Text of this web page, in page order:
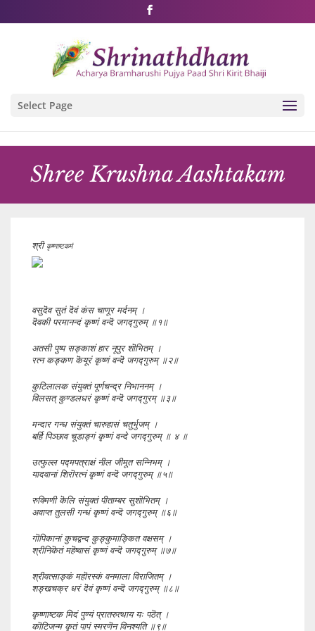
Shri Rushivarji on social media – all official handles
Select Page
Shree Krushna Aashtakam
श्री कृष्णाष्टकमं
वसुदॆव सुतं दॆवं कंस चाणूर मर्दनम् ।
दॆवकी परमानन्दं कृष्णं वन्दॆ जगद्गुरुम् ॥१॥
अतसी पुष्प सङ्काशं हार नूपुर शॊभितम् ।
रत्न कङ्कण कॆयूरं कृष्णं वन्दॆ जगद्गुरुम् ॥२॥
कुटिलालक संयुक्तं पूर्णचन्द्र निभाननम् ।
विलसत् कुण्डलधरं कृष्णं वन्दॆ जगद्गुरम् ॥३॥
मन्दार गन्ध संयुक्तं चारुहासं चतुर्भुजम् ।
बर्हि पिञ्छाव चूडाङ्गं कृष्णं वन्दे जगद्गुरुम् ॥ ४ ॥
उत्फुल्ल पद्मपत्राक्षं नील जीमूत सन्निभम् ।
यादवानां शिरॊरत्नं कृष्णं वन्दॆ जगद्गुरुम् ॥५॥
रुक्मिणी कॆलि संयुक्तं पीताम्बर सुशॊभितम् ।
अवाप्त तुलसी गन्धं कृष्णं वन्दॆ जगद्गुरुम् ॥६॥
गॊपिकानां कुचद्वन्द कुङ्कुमाङ्कित वक्षसम् ।
श्रीनिकॆतं महॆष्वासं कृष्णं वन्दॆ जगद्गुरुम् ॥७॥
श्रीवत्साङ्कं महॊरस्कं वनमाला विराजितम् ।
शङ्खचक्र धरं दॆवं कृष्णं वन्दॆ जगद्गुरुम् ॥८॥
कृष्णाष्टक मिदं पुण्यं प्रातरुत्थाय यः पठॆत् ।
कॊटिजन्म कृतं पापं स्मरणॆन विनश्यति ॥९॥